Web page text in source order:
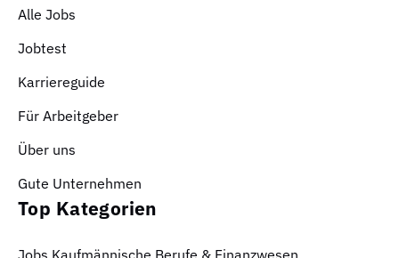
Alle Jobs
Jobtest
Karriereguide
Für Arbeitgeber
Über uns
Gute Unternehmen
Top Kategorien
Jobs Kaufmännische Berufe & Finanzwesen